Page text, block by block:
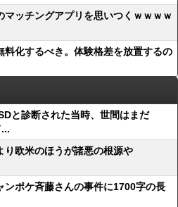
マッチングアプリを思いつくｗｗｗｗ
料化するべき。体験格差を放置するの
と診断された当時、世間はまだ
り欧米のほうが諸悪の根源や
ンポケ斉藤さんの事件に1700字の長